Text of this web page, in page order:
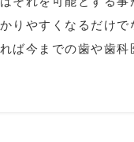
りやすくなるだけ
ば今までの歯や歯